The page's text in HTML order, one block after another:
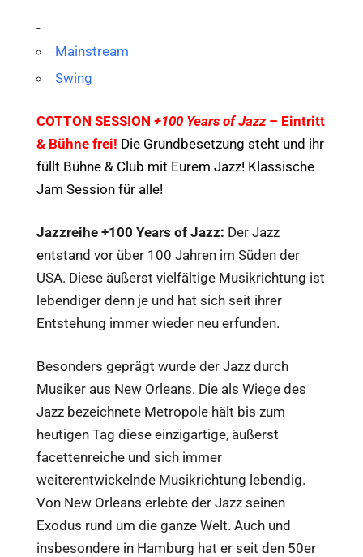
-
Mainstream
Swing
COTTON SESSION +100 Years of Jazz– Eintritt
& Bühne frei! Die Grundbesetzung steht und ihr
füllt Bühne & Club mit Eurem Jazz! Klassische
Jam Session für alle!
Jazzreihe +100 Years of Jazz: Der Jazz
entstand vor über 100 Jahren im Süden der
USA. Diese äußerst vielfältige Musikrichtung ist
lebendiger denn je und hat sich seit ihrer
Entstehung immer wieder neu erfunden.
Besonders geprägt wurde der Jazz durch
Musiker aus New Orleans. Die als Wiege des
Jazz bezeichnete Metropole hält bis zum
heutigen Tag diese einzigartige, äußerst
facettenreiche und sich immer
weiterentwickelnde Musikrichtung lebendig.
Von New Orleans erlebte der Jazz seinen
Exodus rund um die ganze Welt. Auch und
insbesondere in Hamburg hat er seit den 50er